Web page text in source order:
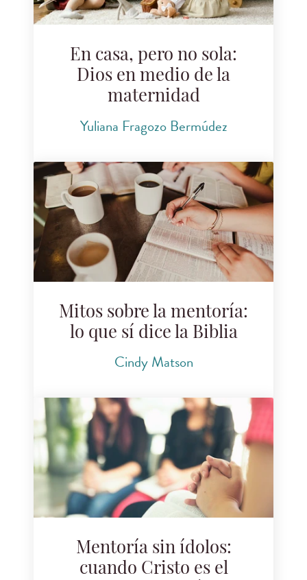
En casa, pero no sola:
Dios en medio de la
maternidad
Yuliana Fragozo Bermúdez
Mitos sobre la mentoría:
lo que sí dice la Biblia
Cindy Matson
Mentoría sin ídolos:
cuando Cristo es el